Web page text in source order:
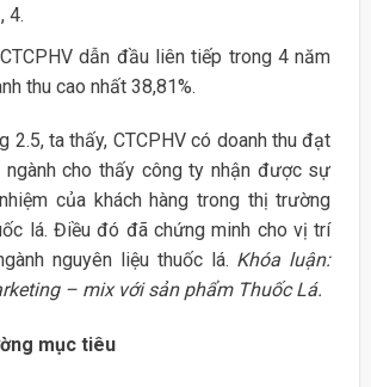
4.
dẫn đầu liên tiếp trong 4 năm
thu cao nhất 38,81%.
2.5, ta thấy, CTCPHV có doanh thu đạt
cho thấy công ty nhận được sự
của khách hàng trong thị trường
lá. Điều đó đã chứng minh cho vị trí
nguyên liệu thuốc lá. Khóa luận:
– mix với sản phẩm Thuốc Lá.
mục tiêu